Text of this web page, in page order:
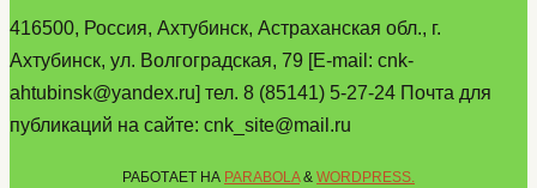
416500, Россия, Ахтубинск, Астраханская обл., г.
Ахтубинск, ул. Волгоградская, 79 [E-mail: cnk-
ahtubinsk@yandex.ru] тел. 8 (85141) 5-27-24 Почта для
публикаций на сайте: cnk_site@mail.ru
РАБОТАЕТ НА PARABOLA& WORDPRESS.